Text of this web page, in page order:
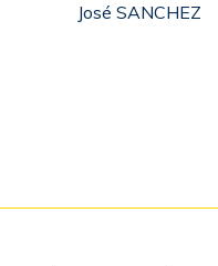
José SANCHEZ